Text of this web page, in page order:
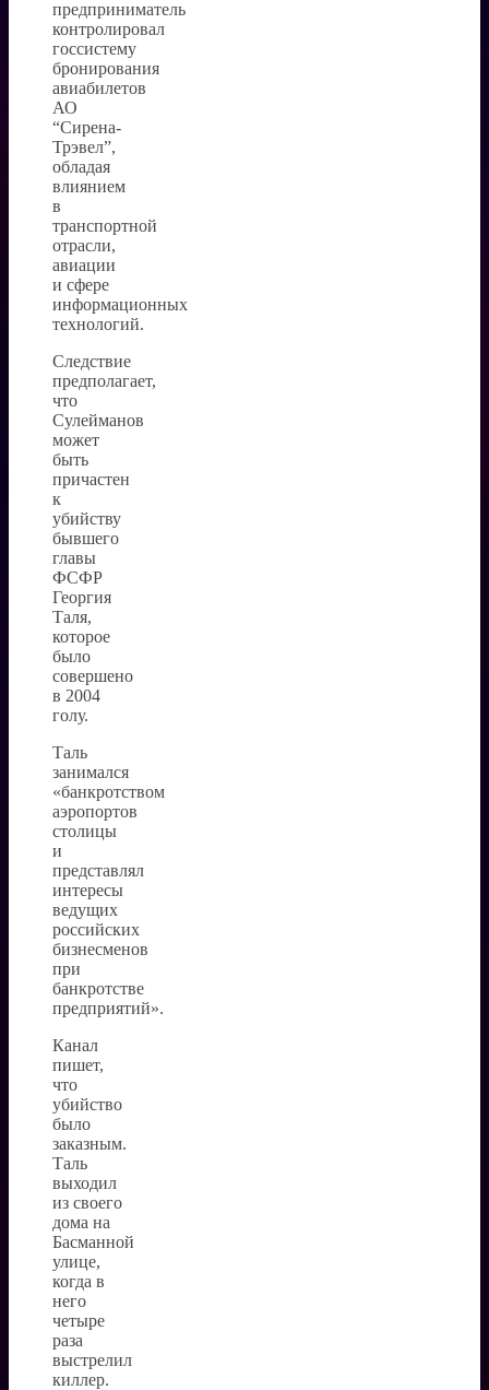
предприниматель
контролировал
госсистему
бронирования
авиабилетов
АО
“Сирена-
Трэвел”,
обладая
влиянием
в
транспортной
отрасли,
авиации
и сфере
информационных
технологий.
Следствие
предполагает,
что
Сулейманов
может
быть
причастен
к
убийству
бывшего
главы
ФСФР
Георгия
Таля,
которое
было
совершено
в 2004
голу.
Таль
занимался
«банкротством
аэропортов
столицы
и
представлял
интересы
ведущих
российских
бизнесменов
при
банкротстве
предприятий».
Канал
пишет,
что
убийство
было
заказным.
Таль
выходил
из своего
дома на
Басманной
улице,
когда в
него
четыре
раза
выстрелил
киллер.